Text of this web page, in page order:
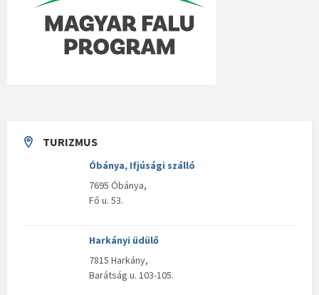
TURIZMUS
Óbánya, Ifjúsági szálló
7695 Óbánya,
Fő u. 53.
Harkányi üdülő
7815 Harkány,
Barátság u. 103-105.